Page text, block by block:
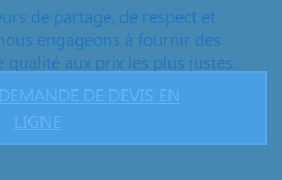
de partage, de respect et
engageons à fournir des
aux prix les plus justes.
DE DEVIS EN
LIGNE